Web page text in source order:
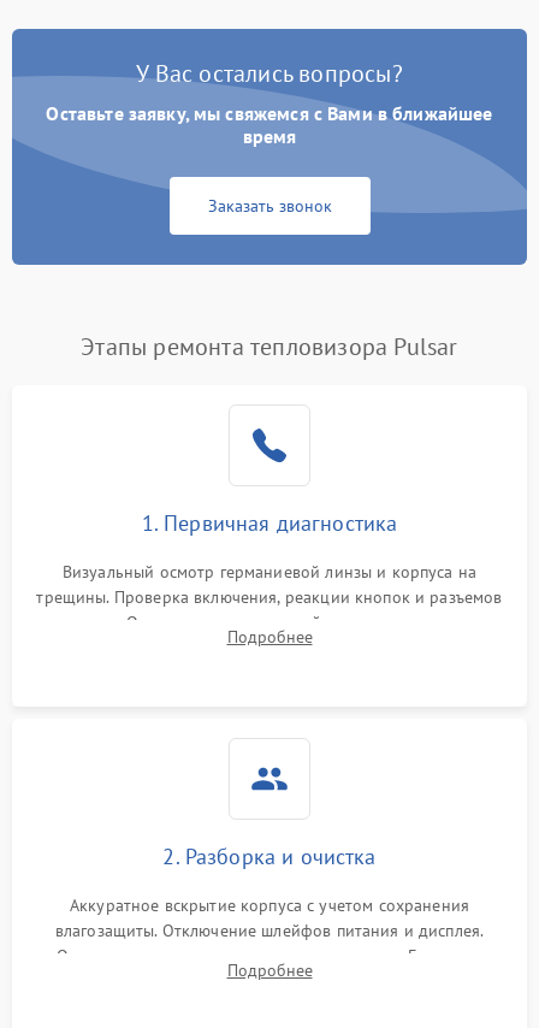
У Вас остались вопросы?
Оставьте заявку, мы свяжемся с Вами в ближайшее
время
Заказать звонок
Этапы ремонта тепловизора Pulsar
1. Первичная диагностика
Визуальный осмотр германиевой линзы и корпуса на
трещины. Проверка включения, реакции кнопок и разъемов
зарядки. Оценка вывода тепловой сигнатуры на экран,
проверка базовых функций и считывание системных
Подробнее
2. Разборка и очистка
Аккуратное вскрытие корпуса с учетом сохранения
влагозащиты. Отключение шлейфов питания и дисплея.
Очистка внутренних плат от окислов и пыли. Бережная
обработка германиевого объектива специализированными
Подробнее